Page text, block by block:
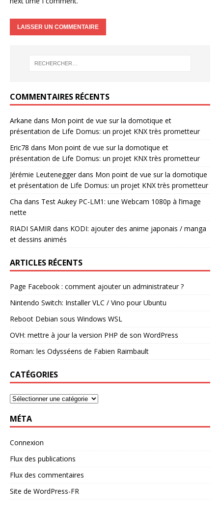
COMMENTAIRES RÉCENTS
Arkane dans Mon point de vue sur la domotique et
présentation de Life Domus: un projet KNX très prometteur
Eric78 dans Mon point de vue sur la domotique et
présentation de Life Domus: un projet KNX très prometteur
Jérémie Leuteneggerdans Mon point de vue sur la domotique
et présentation de Life Domus: un projet KNX très prometteur
Cha dans Test Aukey PC-LM1: une Webcam 1080p à l’image
nette
RIADI SAMIR dans KODI: ajouter des anime japonais / manga
et dessins animés
ARTICLES RÉCENTS
Page Facebook : comment ajouter un administrateur ?
Nintendo Switch: Installer VLC / Vino pour Ubuntu
Reboot Debian sous Windows WSL
OVH: mettre à jour la version PHP de son WordPress
Roman: les Odysséens de Fabien Raimbault
CATÉGORIES
MÉTA
Connexion
Flux des publications
Flux des commentaires
Site de WordPress-FR